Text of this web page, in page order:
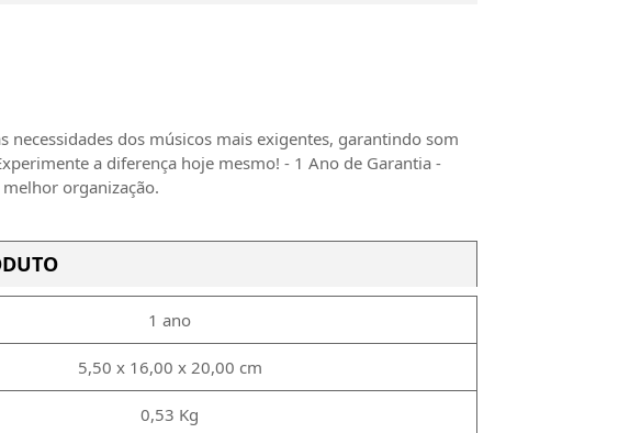
necessidades dos músicos mais exigentes, garantindo som
a diferença hoje mesmo! - 1 Ano de Garantia -
melhor organização.
1 ano
5,50 x 16,00 x 20,00 cm
0,53 Kg